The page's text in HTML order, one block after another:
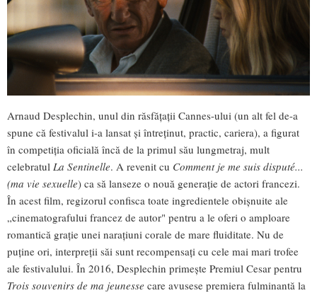
Arnaud Desplechin, unul din răsfățații Cannes-ului (un alt fel de-a
spune că festivalul i-a lansat și întreținut, practic, cariera), a figurat
în competiția oficială încă de la primul său lungmetraj, mult
celebratul La Sentinelle. A revenit cu Comment je me suis disputé...
(ma vie sexuelle) ca să lanseze o nouă generație de actori francezi.
În acest film, regizorul confisca toate ingredientele obișnuite ale
„cinematografului francez de autor" pentru a le oferi o amploare
romantică grație unei narațiuni corale de mare fluiditate. Nu de
puține ori, interpreții săi sunt recompensați cu cele mai mari trofee
ale festivalului. În 2016, Desplechin primește Premiul Cesar pentru
Trois souvenirs de ma jeunesse care avusese premiera fulminantă la